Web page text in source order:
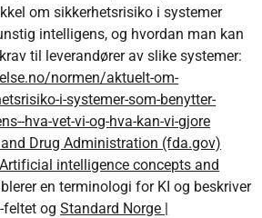
om sikkerhetsrisiko i systemer
intelligens, og hvordan man kan
til leverandører av slike systemer:
normen/aktuelt-om-
i-systemer-som-benytter-
hva-vet-vi-og-hva-kan-vi-gjore
and Drug Administration (fda.gov)
intelligence concepts and
en terminologi for KI og beskriver
feltet ogStandard Norge |